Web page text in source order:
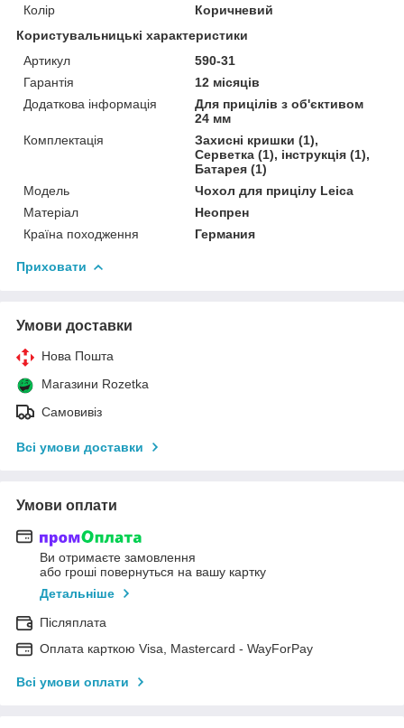
Колір
Коричневий
Користувальницькі характеристики
Артикул
590-31
Гарантія
12 місяців
Додаткова інформація
Для прицілів з об'єктивом
24 мм
Комплектація
Захисні кришки (1),
Серветка (1), інструкція (1),
Батарея (1)
Мoдель
Чохол для прицілу Leica
Матеріал
Неопрен
Країна походження
Германия
Приховати
Умови доставки
Нова Пошта
Магазини Rozetka
Самовивіз
Всі умови доставки
Умови оплати
Ви отримаєте замовлення
або гроші повернуться на вашу картку
Детальніше
Післяплата
Оплата карткою Visa, Mastercard - WayForPay
Всі умови оплати